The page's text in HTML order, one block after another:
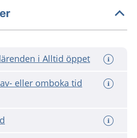
i Alltid öppet
eller omboka tid